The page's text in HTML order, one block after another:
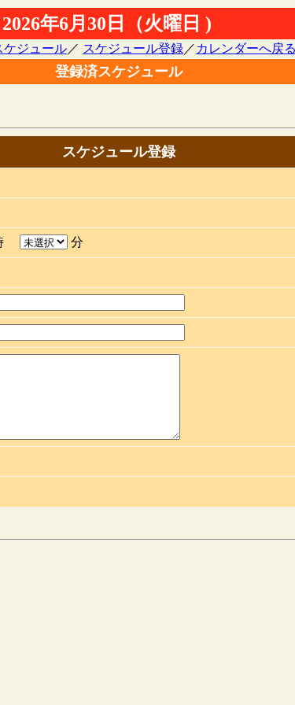
2026年6月30日（火曜日 )
ケジュール／ スケジュール登録／ カレンダーへ戻る
登録済スケジュール
スケジュール登録
分